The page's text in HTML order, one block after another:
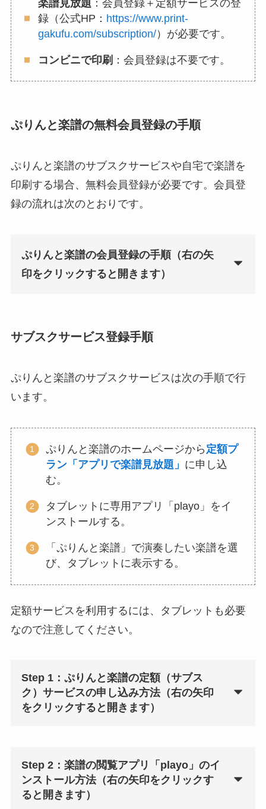
楽譜見放題 ：会員登録＋定額サービスの登
録（公式HP： https://www.print-
gakufu.com/subscription/）が必要です。
コンビニで印刷 ：会員登録は不要です。
ぷりんと楽譜の無料会員登録の手順
ぷりんと楽譜のサブスクサービスや自宅で楽譜を
印刷する場合、無料会員登録が必要です。会員登
録の流れは次のとおりです。
ぷりんと楽譜の会員登録の手順（右の矢
印をクリックすると開きます）
サブスクサービス登録手順
ぷりんと楽譜のサブスクサービスは次の手順で行
います。
ぷりんと楽譜のホームページから 定額プ
ラン「アプリで楽譜見放題」 に申し込
む。
タブレットに専用アプリ「playo」をイ
ンストールする。
「ぷりんと楽譜」で演奏したい楽譜を選
び、タブレットに表示する。
定額サービスを利用するには、タブレットも必要
なので注意してください。
Step 1：ぷりんと楽譜の定額（サブス
ク）サービスの申し込み方法（右の矢印
をクリックすると開きます）
Step 2：楽譜の閲覧アプリ「playo」のイ
ンストール方法（右の矢印をクリックす
ると開きます）